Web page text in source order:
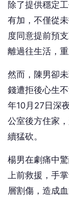
除了提供穩定
有加，不僅從
度同意提前預
離過往生活，重
然而，陳男卻
錢遭拒後心生
年10月27日深
公室後方住家
續猛砍。
楊男在劇痛中
上前救援，手
層割傷，造成